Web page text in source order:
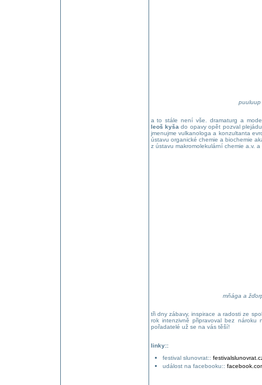
puuluup
a to stále není vše. dramaturg a
leoš kyša do opavy opět pozval
jmenujme vulkanologa a konzultanta
ústavu organické chemie a biochemie
z ústavu makromolekulární chemie a.v.
mňága a
tři dny zábavy, inspirace a radosti ze
rok intenzivně připravoval bez
pořadatelé už se na vás těší!
linky::
festival slunovrat::
událost na facebooku::